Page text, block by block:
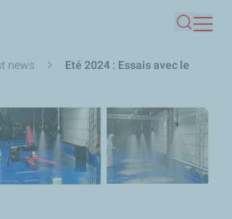
contenu
news
Eté 2024 : Essais avec le